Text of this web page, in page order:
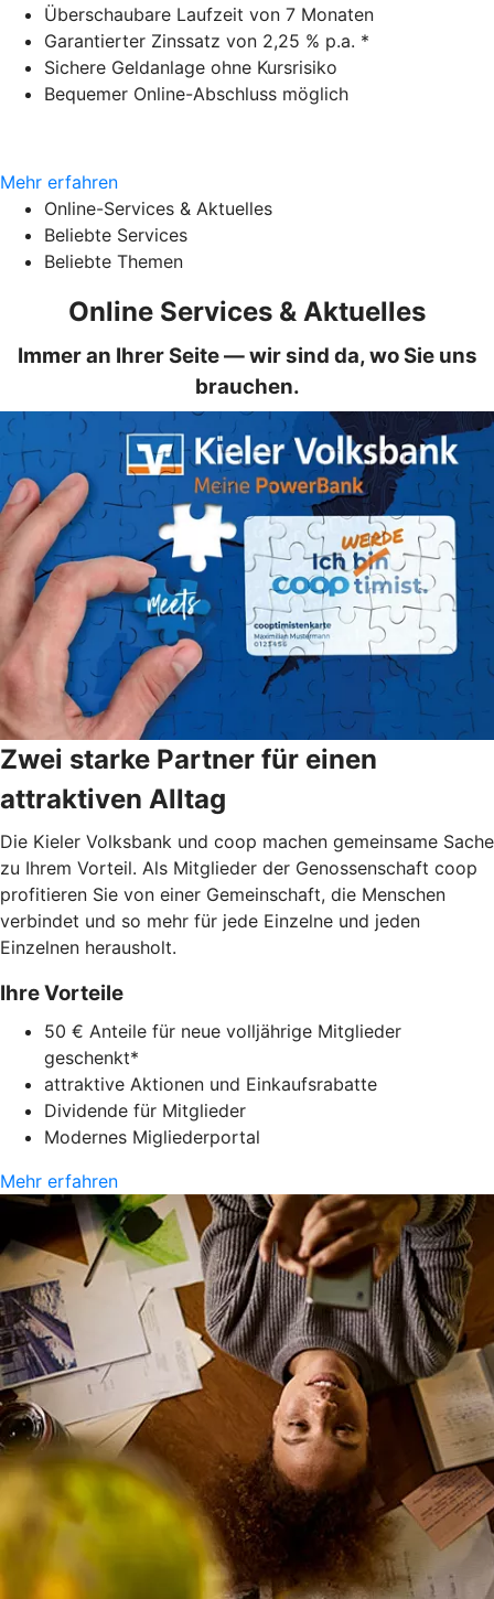
Überschaubare Laufzeit von 7 Monaten
Garantierter Zinssatz von 2,25 % p.a. *
Sichere Geldanlage ohne Kursrisiko
Bequemer Online-Abschluss möglich
Mehr erfahren
Online-Services & Aktuelles
Beliebte Services
Beliebte Themen
Online Services & Aktuelles
Immer an Ihrer Seite — wir sind da, wo Sie uns
brauchen.
Zwei starke Partner für einen
attraktiven Alltag
Die Kieler Volksbank und coop machen gemeinsame Sache
zu Ihrem Vorteil. Als Mitglieder der Genossenschaft coop
profitieren Sie von einer Gemeinschaft, die Menschen
verbindet und so mehr für jede Einzelne und jeden
Einzelnen herausholt.
Ihre Vorteile
50 € Anteile für neue volljährige Mitglieder
geschenkt*
attraktive Aktionen und Einkaufsrabatte
Dividende für Mitglieder
Modernes Migliederportal
Mehr erfahren